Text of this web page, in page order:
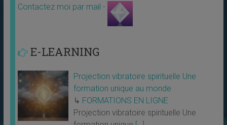
Contactez moi par mail -
E-LEARNING
Projection vibratoire spirituelle Une
formation unique au monde
↳ FORMATIONS EN LIGNE
Projection vibratoire spirituelle Une